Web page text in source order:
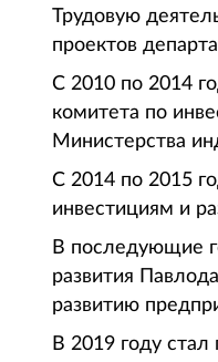
Трудовую
проектов
С 2010 по 2014
комитета по
Министерства
С 2014 по 2015
инвестициям и
В последующие
развития
развитию
В 2019 году